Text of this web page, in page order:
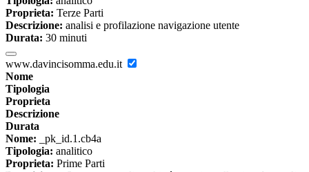
Proprieta: Terze Parti
Descrizione: analisi e profilazione navigazione utente
Durata: 30 minuti
www.davincisomma.edu.it
Nome
Tipologia
Proprieta
Descrizione
Durata
Nome: _pk_id.1.cb4a
Tipologia: analitico
Proprieta: Prime Parti